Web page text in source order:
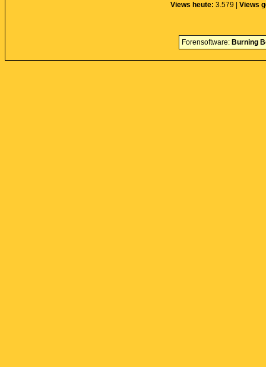
Views heute: 3.579 | Views
Forensoftware: Burning